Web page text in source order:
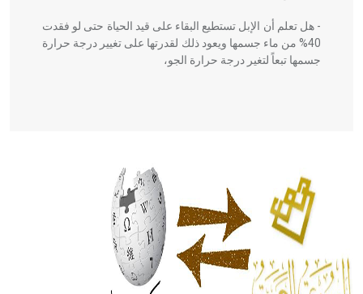
- هل تعلم أن الإبل تستطيع البقاء على قيد الحياة حتى لو فقدت
40% من ماء جسمها ويعود ذلك لقدرتها على تغيير درجة حرارة
جسمها تبعاً لتغير درجة حرارة الجو،
الحكم، الأدلة، تنظيم التغذية، ورسالته في جروح الرأس. ويعود
له الفضل بأنه حرر الطب من الدين والفلسفة.
- هل تعلم أن المرجان إفراز حيواني يتكون في البحر ويتركب
من مادة كربونات الكلسيوم، وهو أحمر أو شديد الحمرة وهو